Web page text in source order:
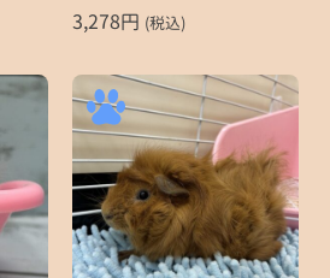
3,278円 (税込)